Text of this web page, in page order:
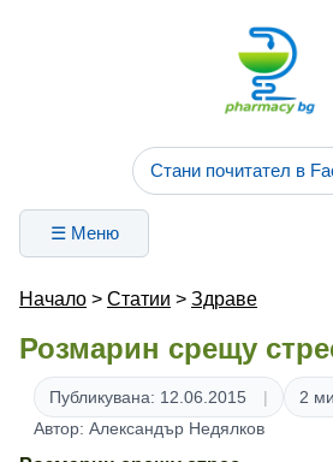
Стани почитател в
☰ Меню
Начало > Статии > Здраве
Розмарин срещу
Публикувана: 12.06.2015
2
Автор: Александър Недялков